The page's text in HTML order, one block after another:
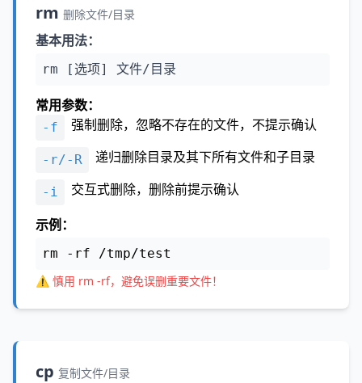
rm 删除文件/目录
基本用法：
rm [选项] 文件/目录
常用参数：
-f 强制删除，忽略不存在的文件，不提示确认
-r/-R 递归删除目录及其下所有文件和子目录
-i
交互式删除，删除前提示确认
示例：
rm -rf /tmp/test
⚠️ 慎用 rm -rf，避免误删重要文件！
cp 复制文件/目录